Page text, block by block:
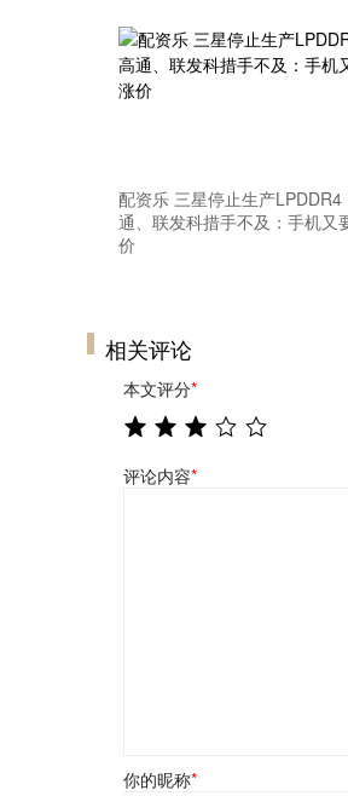
配资乐 三星停止生产LPDDR4
通、联发科措手不及：手机又
价
相关评论
本文评分*
评论内容*
你的昵称*